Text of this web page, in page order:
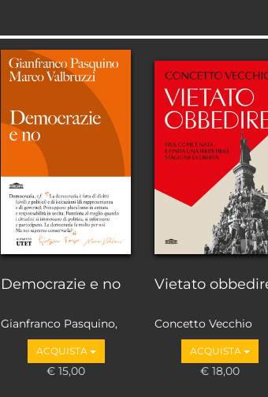
Democrazie e no
Gianfranco Pasquino,
Marco Valbruzzi
ACQUISTA
€ 15,00
Vietato
Concetto Vecchio
ACQUISTA
€ 18,00